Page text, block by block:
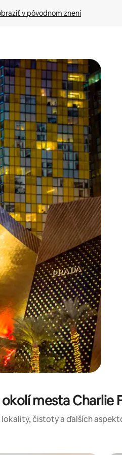
v pôvodnom znení
alebo ich preskúmať pomocou
mesta Charlie
čistoty a ďalších